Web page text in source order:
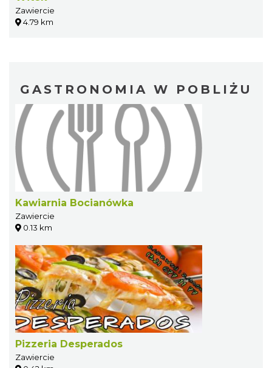
Zawiercie
4.79 km
GASTRONOMIA W POBLIŻU
Kawiarnia Bocianówka
Zawiercie
0.13 km
Pizzeria Desperados
Zawiercie